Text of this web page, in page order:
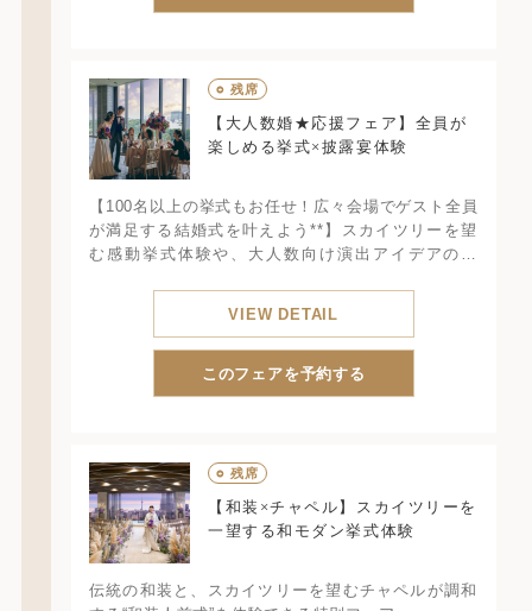
○ 残席
【大人数婚★応援フェア】全員が
楽しめる挙式×披露宴体験
【100名以上の挙式もお任せ！広々会場でゲスト全員
が満足する結婚式を叶えよう**】スカイツリーを望
む感動挙式体験や、大人数向け演出アイデアの紹
VIEW DETAIL
このフェアを予約する
○ 残席
【和装×チャペル】スカイツリーを
一望する和モダン挙式体験
伝統の和装と、スカイツリーを望むチャペルが調和